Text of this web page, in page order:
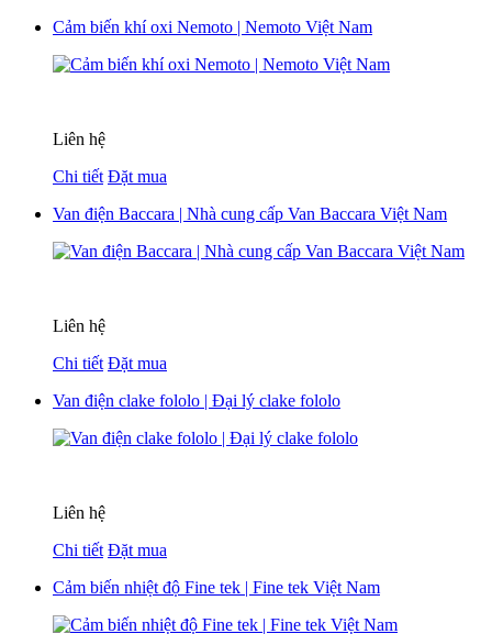
Cảm biến khí oxi Nemoto | Nemoto Việt Nam
Liên hệ
Chi tiết Đặt mua
Van điện Baccara | Nhà cung cấp Van Baccara Việt Nam
Liên hệ
Chi tiết Đặt mua
Van điện clake fololo | Đại lý clake fololo
Liên hệ
Chi tiết Đặt mua
Cảm biến nhiệt độ Fine tek | Fine tek Việt Nam